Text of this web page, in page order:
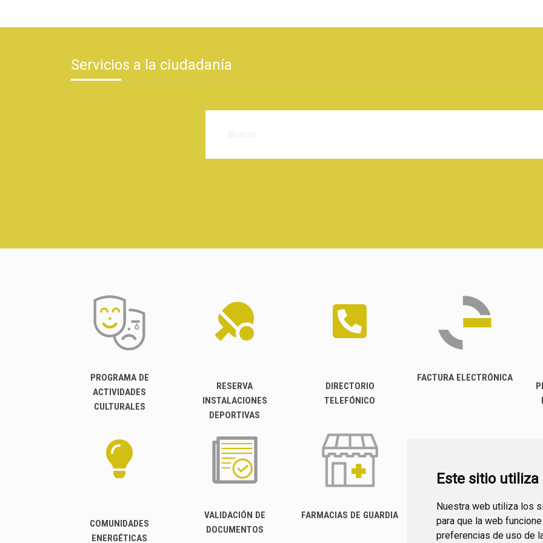
Este sitio
Nuestra web utiliza los
para que la web
preferencias de uso de
Servicios a la ciudadanía
PROGRAMA DE
ACTIVIDADES
CULTURALES
RESERVA
INSTALACIONES
DEPORTIVAS
DIRECTORIO
TELEFÓNICO
FACTURA ELECTRÓNICA
COMUNIDADES
ENERGÉTICAS
VALIDACIÓN DE
DOCUMENTOS
FARMACIAS DE GUARDIA
CANAL YOUTUBE